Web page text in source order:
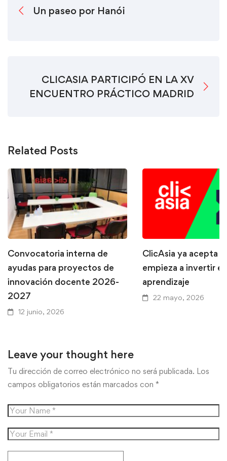
Un paseo por Hanói
CLICASIA PARTICIPÓ EN LA XV
ENCUENTRO PRÁCTICO MADRID
Related Posts
Convocatoria interna de
ayudas para proyectos de
innovación docente 2026-
2027
12 junio, 2026
ClicAsia ya acepta
empieza a invertir
aprendizaje
22 mayo, 2026
Leave your thought here
Tu dirección de correo electrónico no será publicada. Los
campos obligatorios están marcados con *